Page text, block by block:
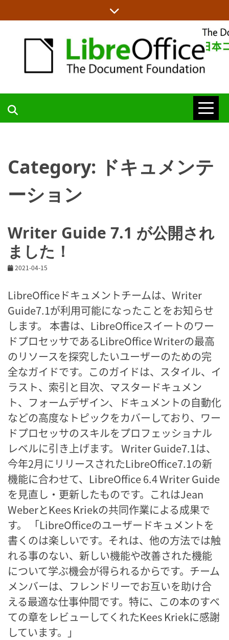
to
content
LIBREOFFICE
BLOG
Category: ドキュメンテ
ーション
Writer Guide 7.1 が公開され
ました！
2021-04-15
LibreOfficeドキュメントチームは、Writer
Guide7.1が利用可能になったことをお知らせ
します。 本書は、LibreOfficeスイートのワー
ドプロセッサであるLibreOffice Writerの最高
のリソースを探究したいユーザーのための完
全なガイドです。このガイドは、スタイル、イ
ラスト、索引と目次、マスタードキュメン
ト、フォームデザイン、ドキュメントの自動化
などの高度なトピックをカバーしており、ワー
ドプロセッサのスキルをプロフェッショナル
レベルに引き上げます。 Writer Guide7.1は、
今年2月にリリースされたLibreOffice7.1の新
機能に合わせて、LibreOffice 6.4 Writer Guide
を見直し・更新したものです。これはJean
WeberとKees Kriekの共同作業による成果で
す。 「LibreOfficeのユーザードキュメントを
書くのは楽しいです。それは、他の方法では触
れる事のない、新しい機能や改善された機能
について学ぶ機会が得られるからです。チーム
メンバーは、フレンドリーでお互いを助け合
える最適な仕事仲間です。特に、この本のすべ
ての章をレビューしてくれたKees Kriekに感謝
しています。」